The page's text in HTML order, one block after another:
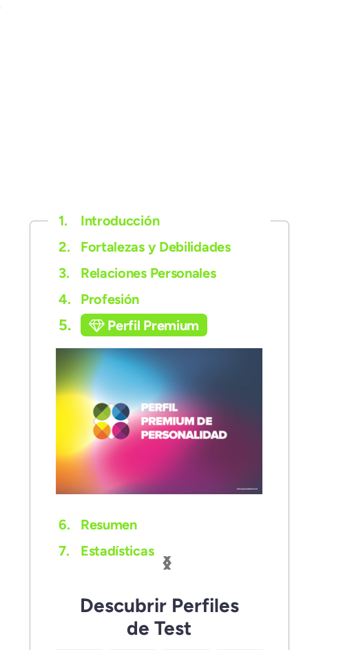
1.
Introducción
2.
Fortalezas y Debilidades
3.
Relaciones Personales
4.
Profesión
5. Perfil Premium
‹
›
6.
Resumen
7.
Estadísticas
Descubrir Perfiles
de Test